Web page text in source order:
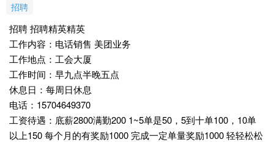
招聘
招聘 招聘精英精英
工作内容：电话销售 美团业务
工作地点：工会大厦
工作时间：早九点半晚五点
休息日：每周日休息
电话：15704649370
工资待遇：底薪2800满勤200 1~5单是50，5到十单100，10单
以上150 每个月的有奖励1000 完成一定单量奖励1000 轻轻松松